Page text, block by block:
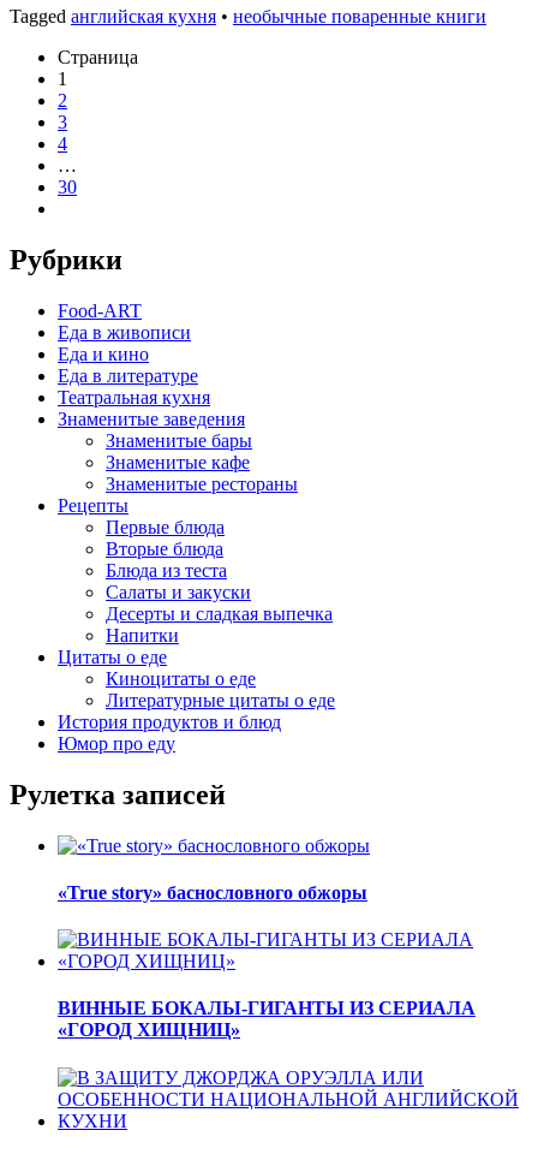
Tagged английская кухня • необычные поваренные книги
Страница
1
2
3
4
…
30
Рубрики
Food-ART
Еда в живописи
Еда и кино
Еда в литературе
Театральная кухня
Знаменитые заведения
Знаменитые бары
Знаменитые кафе
Знаменитые рестораны
Рецепты
Первые блюда
Вторые блюда
Блюда из теста
Салаты и закуски
Десерты и сладкая выпечка
Напитки
Цитаты о еде
Киноцитаты о еде
Литературные цитаты o еде
История продуктов и блюд
Юмор про еду
Рулетка записей
«True story» баснословного обжоры
ВИННЫЕ БОКАЛЫ-ГИГАНТЫ ИЗ СЕРИАЛА
«ГОРОД ХИЩНИЦ»